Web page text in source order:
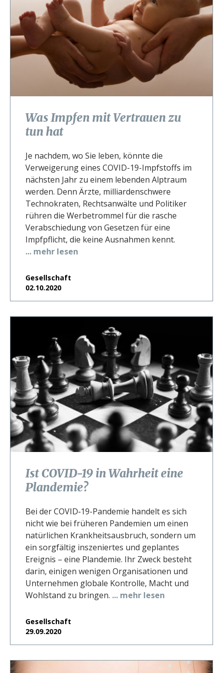
Was Impfen mit Vertrauen zu
tun hat
Je nachdem, wo Sie leben, könnte die
Verweigerung eines COVID-19-Impfstoffs im
nächsten Jahr zu einem lebenden Alptraum
werden. Denn Ärzte, milliardenschwere
Technokraten, Rechtsanwälte und Politiker
rühren die Werbetrommel für die rasche
Verabschiedung von Gesetzen für eine
Impfpflicht, die keine Ausnahmen kennt.
... mehr lesen
Gesellschaft
02.10.2020
Ist COVID-19 in Wahrheit eine
Plandemie?
Bei der COVID‑19-Pandemie handelt es sich
nicht wie bei früheren Pandemien um einen
natürlichen Krankheitsausbruch, sondern um
ein sorgfältig inszeniertes und geplantes
Ereignis – eine Plandemie. Ihr Zweck besteht
darin, einigen wenigen Organisationen und
Unternehmen globale Kontrolle, Macht und
Wohlstand zu bringen. ... mehr lesen
Gesellschaft
29.09.2020